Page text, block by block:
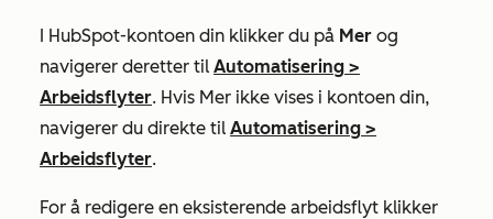
I HubSpot-kontoen din klikker du på Mer og
navigerer deretter til Automatisering >
Arbeidsflyter. Hvis Mer ikke vises i kontoen din,
navigerer du direkte til Automatisering >
Arbeidsflyter.
For å redigere en eksisterende arbeidsflyt klikker